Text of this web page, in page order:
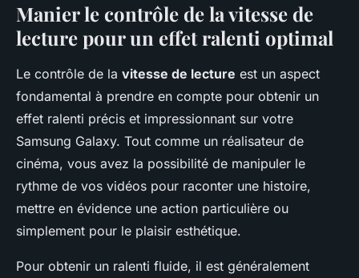
Manier le contrôle de la vitesse de
lecture pour un effet ralenti optimal
Le contrôle de la vitesse de lecture est un aspect
fondamental à prendre en compte pour obtenir un
effet ralenti précis et impressionnant sur votre
Samsung Galaxy. Tout comme un réalisateur de
cinéma, vous avez la possibilité de manipuler le
rythme de vos vidéos pour raconter une histoire,
mettre en évidence une action particulière ou
simplement pour le plaisir esthétique.
Pour obtenir un ralenti fluide, il est généralement